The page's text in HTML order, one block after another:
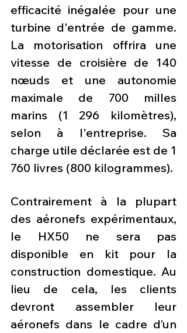
efficacité inégalée pour une
turbine d'entrée de gamme.
La motorisation offrira une
vitesse de croisière de 140
nœuds et une autonomie
maximale de 700 milles
marins (1 296 kilomètres),
selon à l'entreprise. Sa
charge utile déclarée est de 1
760 livres (800 kilogrammes).
Contrairement à la plupart
des aéronefs expérimentaux,
le HX50 ne sera pas
disponible en kit pour la
construction domestique. Au
lieu de cela, les clients
devront assembler leur
aéronefs dans le cadre d’un